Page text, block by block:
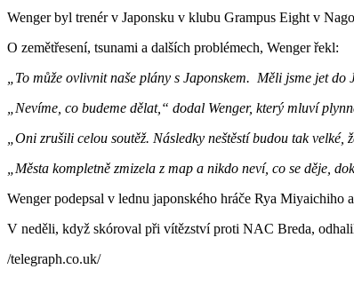
Wenger byl trenér v Japonsku v klubu Grampus Eight v
O zemětřesení, tsunami a dalších problémech, Wenger řekl:
„To může ovlivnit naše plány s Japonskem. Měli jsme jet do
„Nevíme, co budeme dělat,“ dodal Wenger, který mluví
„Oni zrušili celou soutěž. Následky neštěstí budou tak
„Města kompletně zmizela z map a nikdo neví, co se děje,
Wenger podepsal v lednu japonského hráče Rya Miyaichiho
V neděli, když skóroval při vítězství proti NAC Breda,
/telegraph.co.uk/